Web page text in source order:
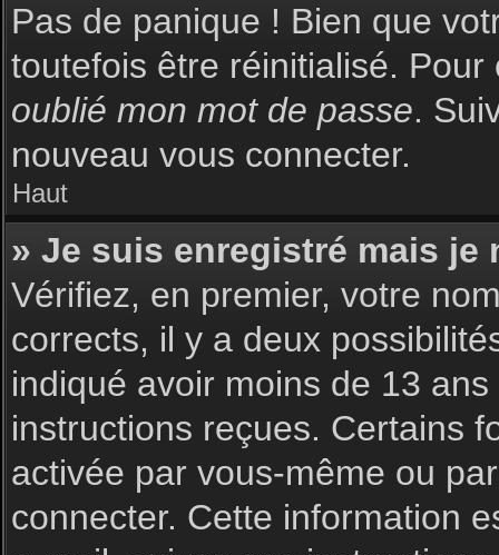
Pas de panique ! Bien que
toutefois être réinitialisé.
oublié mon mot de passe.
nouveau vous connecter.
Haut
» Je suis enregistré mais je
Vérifiez, en premier, votre
corrects, il y a deux
indiqué avoir moins de 13
instructions reçues. Certains
activée par vous-même ou
connecter. Cette information